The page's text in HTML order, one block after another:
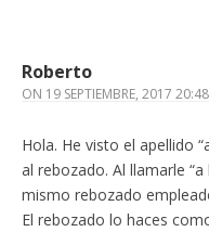
Roberto
ON 19 SEPTIEMBRE, 2017
Hola. He visto el apellido
al rebozado. Al llamarle
mismo rebozado
El rebozado lo haces